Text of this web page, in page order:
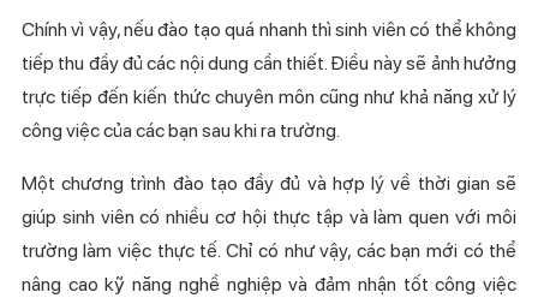
Chính vì vậy, nếu đào tạo quá nhanh thì sinh viên có thể không
tiếp thu đầy đủ các nội dung cần thiết. Điều này sẽ ảnh hưởng
trực tiếp đến kiến thức chuyên môn cũng như khả năng xử lý
công việc của các bạn sau khi ra trường.
Một chương trình đào tạo đầy đủ và hợp lý về thời gian sẽ
giúp sinh viên có nhiều cơ hội thực tập và làm quen với môi
trường làm việc thực tế. Chỉ có như vậy, các bạn mới có thể
nâng cao kỹ năng nghề nghiệp và đảm nhận tốt công việc